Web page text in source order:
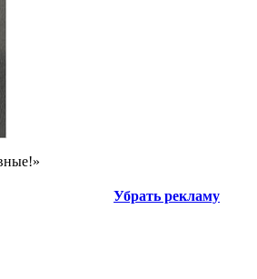
Убрать рекламу